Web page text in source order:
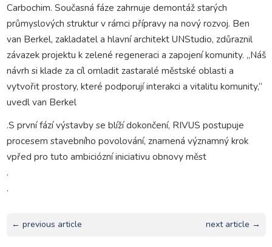
Carbochim. Současná fáze zahrnuje demontáž starých
průmyslových struktur v rámci přípravy na nový rozvoj. Ben
van Berkel, zakladatel a hlavní architekt UNStudio, zdůraznil
závazek projektu k zelené regeneraci a zapojení komunity. „Náš
návrh si klade za cíl omladit zastaralé městské oblasti a
vytvořit prostory, které podporují interakci a vitalitu komunity,“
uvedl van Berkel
.S první fází výstavby se blíží dokončení, RIVUS postupuje
procesem stavebního povolování, znamená významný krok
vpřed pro tuto ambiciózní iniciativu obnovy měst
.
.
← previous article next article →